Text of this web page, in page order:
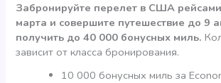
Забронируйте перелет в США
марта и совершите путешествие до 9
получить до 40 000 бонусных миль.
зависит от класса бронирования.
10 000 бонусных миль за